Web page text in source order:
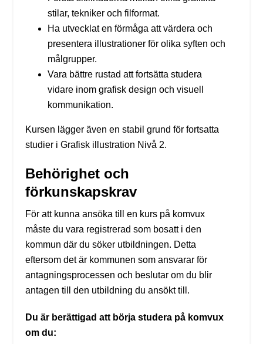
stilar, tekniker och filformat.
Ha utvecklat en förmåga att värdera och
presentera illustrationer för olika syften och
målgrupper.
Vara bättre rustad att fortsätta studera
vidare inom grafisk design och visuell
kommunikation.
Kursen lägger även en stabil grund för fortsatta
studier i Grafisk illustration Nivå 2.
Behörighet och
förkunskapskrav
För att kunna ansöka till en kurs på komvux
måste du vara registrerad som bosatt i den
kommun där du söker utbildningen. Detta
eftersom det är kommunen som ansvarar för
antagningsprocessen och beslutar om du blir
antagen till den utbildning du ansökt till.
Du är berättigad att börja studera på komvux
om du: